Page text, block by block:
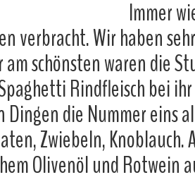
Immer
verbracht. Wir haben
am schönsten waren die
Rindfleisch bei
Dingen die Nummer eins
Zwiebeln,
Olivenöl und Rotwein